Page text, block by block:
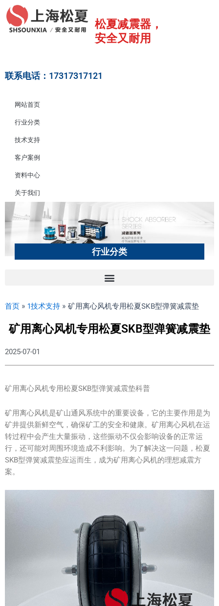
至
松夏减震器，
安全又耐用
联系电话：17317317121
网站首页
行业分类
技术支持
客户案例
资料中心
关于我们
行业分类
首页 » 1技术支持 » 矿用离心风机专用松夏SKB型弹簧减震垫
矿用离心风机专用松夏SKB型弹簧减震垫
2025-07-01
矿用离心风机专用松夏SKB型弹簧减震垫科普
矿用离心风机是矿山通风系统中的重要设备，它的主要作用是为
矿井提供新鲜空气，确保矿工的安全和健康。矿用离心风机在运
转过程中会产生大量振动，这些振动不仅会影响设备的正常运
行，还可能对周围环境造成不利影响。为了解决这一问题，松夏
SKB型弹簧减震垫应运而生，成为矿用离心风机的理想减震方
案。